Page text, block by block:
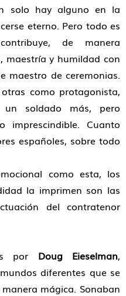
solo hay alguno en la
eterno. Pero todo es
de manera
maestría y humildad con
maestro de ceremonias.
como protagonista,
un soldado más, pero
imprescindible. Cuanto
españoles, sobre todo
como esta, los
la imprimen son las
del contratenor
por Doug Eieselman,
diferentes que se
mágica. Sonaban